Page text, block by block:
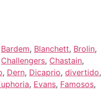
Bardem, Blanchett, Brolin,
Challengers, Chastain,
, Dern, Dicaprio, divertido,
, Evans, Famosos,